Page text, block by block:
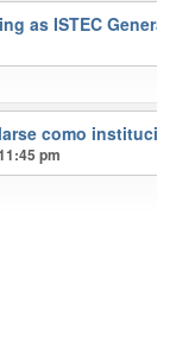
as ISTEC
como
pm